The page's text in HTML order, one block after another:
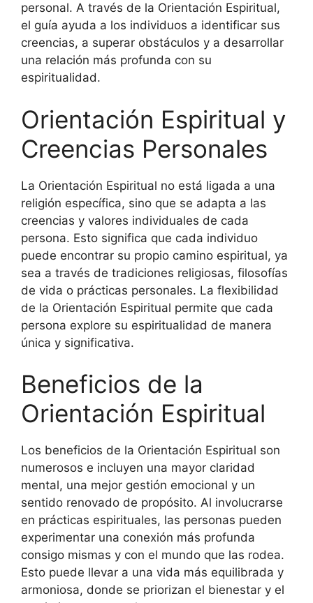
personal. A través de la Orientación Espiritual,
el guía ayuda a los individuos a identificar sus
creencias, a superar obstáculos y a desarrollar
una relación más profunda con su
espiritualidad.
Orientación Espiritual y
Creencias Personales
La Orientación Espiritual no está ligada a una
religión específica, sino que se adapta a las
creencias y valores individuales de cada
persona. Esto significa que cada individuo
puede encontrar su propio camino espiritual, ya
sea a través de tradiciones religiosas, filosofías
de vida o prácticas personales. La flexibilidad
de la Orientación Espiritual permite que cada
persona explore su espiritualidad de manera
única y significativa.
Beneficios de la
Orientación Espiritual
Los beneficios de la Orientación Espiritual son
numerosos e incluyen una mayor claridad
mental, una mejor gestión emocional y un
sentido renovado de propósito. Al involucrarse
en prácticas espirituales, las personas pueden
experimentar una conexión más profunda
consigo mismas y con el mundo que las rodea.
Esto puede llevar a una vida más equilibrada y
armoniosa, donde se priorizan el bienestar y el